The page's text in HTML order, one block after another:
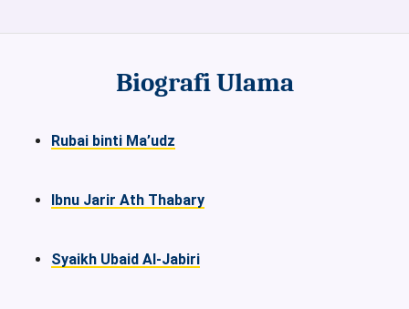
Biografi Ulama
Rubai binti Ma’udz
Ibnu Jarir Ath Thabary
Syaikh Ubaid Al-Jabiri